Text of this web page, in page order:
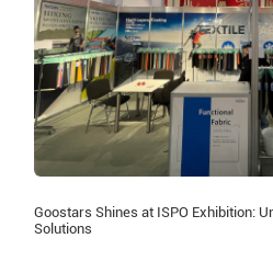
Goostars Shines at ISPO Exhibition:
Solutions